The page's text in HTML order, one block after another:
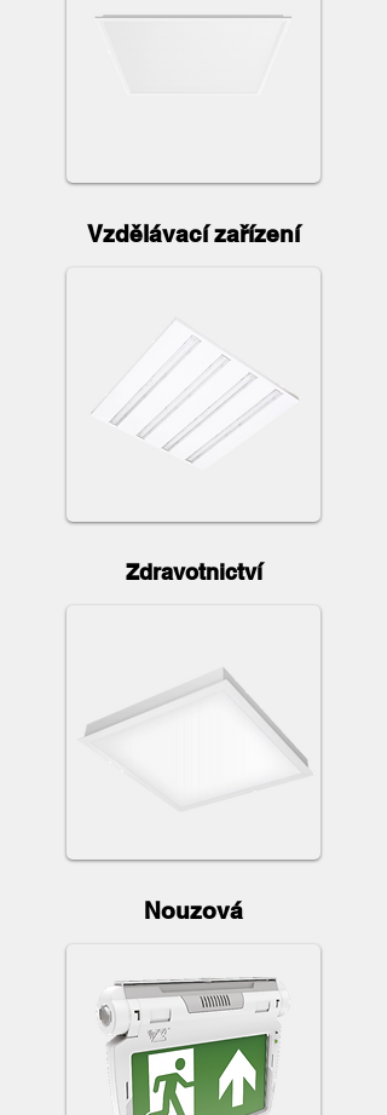
Vzdělávací zařízení
Zdravotnictví
Nouzová